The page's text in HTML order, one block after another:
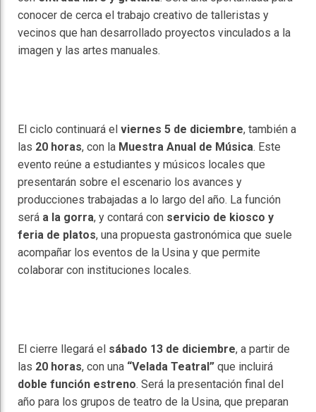
conocer de cerca el trabajo creativo de talleristas y
vecinos que han desarrollado proyectos vinculados a la
imagen y las artes manuales.
El ciclo continuará el viernes 5 de diciembre, también a
las 20 horas, con la Muestra Anual de Música. Este
evento reúne a estudiantes y músicos locales que
presentarán sobre el escenario los avances y
producciones trabajadas a lo largo del año. La función
será a la gorra, y contará con servicio de kiosco y
feria de platos, una propuesta gastronómica que suele
acompañar los eventos de la Usina y que permite
colaborar con instituciones locales.
El cierre llegará el sábado 13 de diciembre, a partir de
las 20 horas, con una “Velada Teatral” que incluirá
doble función estreno. Será la presentación final del
año para los grupos de teatro de la Usina, que preparan